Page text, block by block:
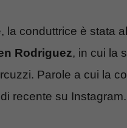
la conduttrice è stata
Rodriguez, in cui la
Parole a cui la
recente su Instagram.